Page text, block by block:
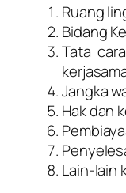
Ruang
Bidang
Tata
Jangka
Hak dan
Lain-lain